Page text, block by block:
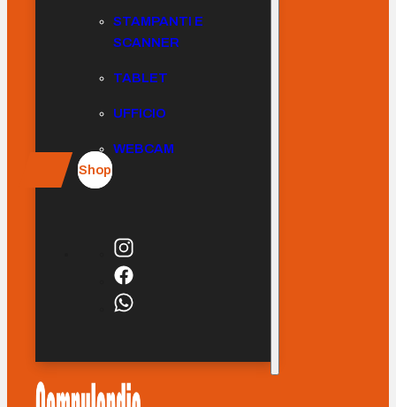
STAMPANTI E
SCANNER
TABLET
UFFICIO
WEBCAM
Shop